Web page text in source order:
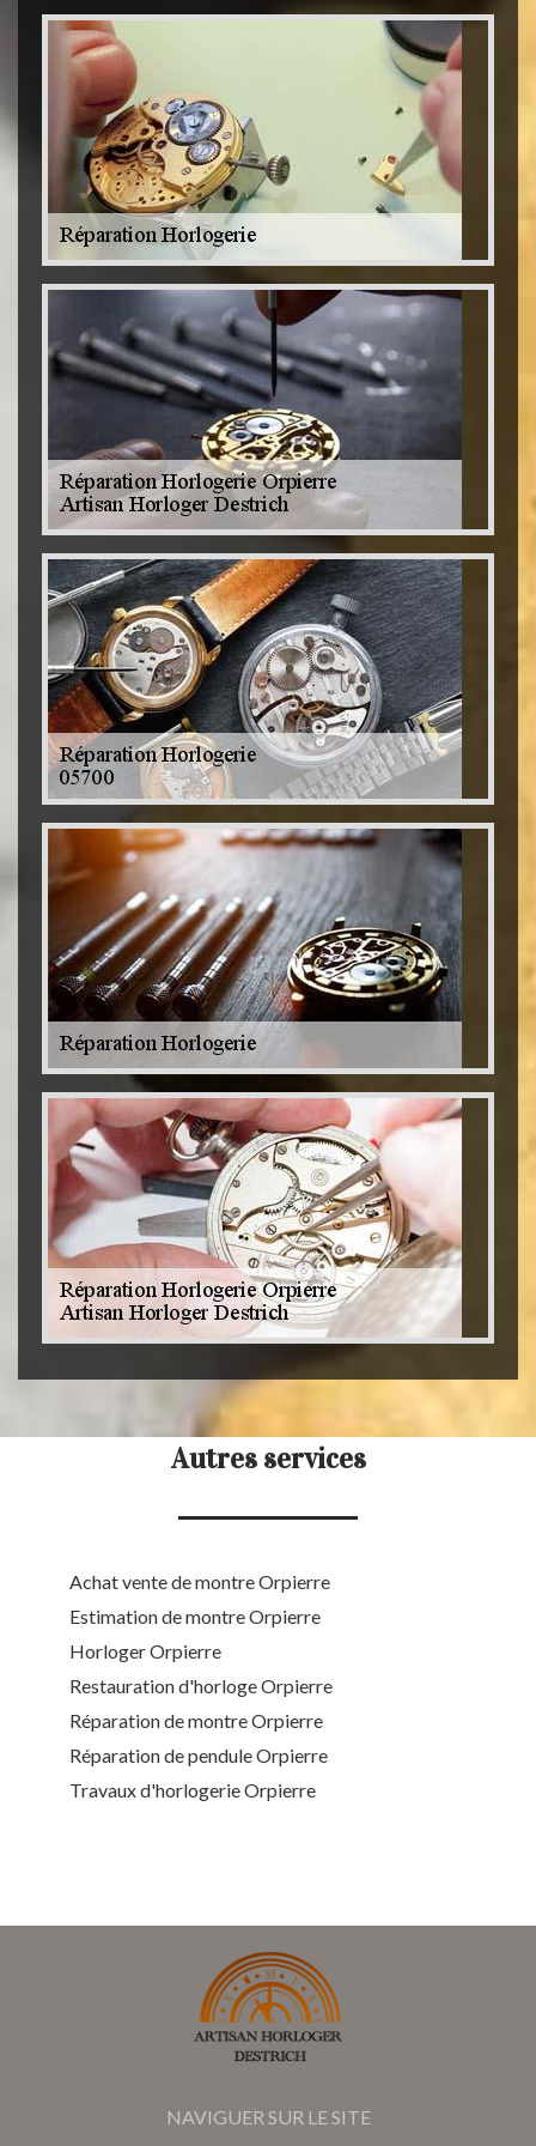
Autres services
Achat vente de montre Orpierre
Estimation de montre Orpierre
Horloger Orpierre
Restauration d'horloge Orpierre
Réparation de montre Orpierre
Réparation de pendule Orpierre
Travaux d'horlogerie Orpierre
NAVIGUER SUR LE SITE